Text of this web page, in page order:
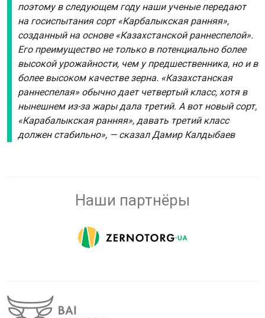
поэтому в следующем году наши ученые передают
на госиспытания сорт «Карбалыкская ранняя»,
созданный на основе «Казахстанской раннеспелой».
Его преимущество не только в потенциально более
высокой урожайности, чем у предшественника, но и в
более высоком качестве зерна. «Казахстанская
раннеспелая» обычно дает четвертый класс, хотя в
нынешнем из-за жары дала третий. А вот новый сорт,
«Карабалыкская ранняя», давать третий класс
должен стабильно», — сказал Дамир Калдыбаев
Наши партнёры